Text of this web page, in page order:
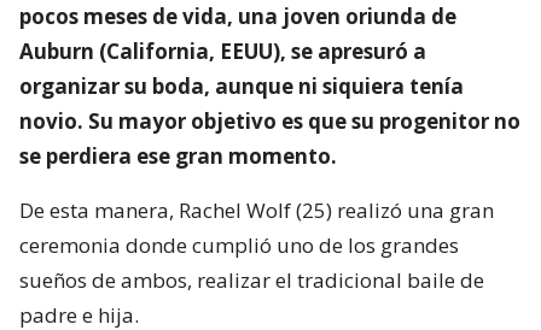
pocos meses de vida, una joven oriunda de
Auburn (California, EEUU), se apresuró a
organizar su boda, aunque ni siquiera tenía
novio. Su mayor objetivo es que su progenitor no
se perdiera ese gran momento.
De esta manera, Rachel Wolf (25) realizó una gran
ceremonia donde cumplió uno de los grandes
sueños de ambos, realizar el tradicional baile de
padre e hija.